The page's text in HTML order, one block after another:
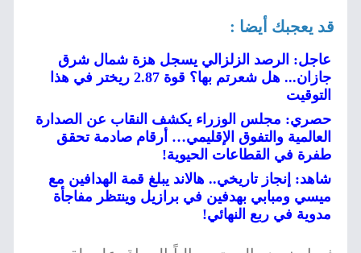
قد يعجبك أيضا :
عاجل: الرصد الزلزالي يسجل هزة شمال شرق
جازان... هل شعرتم بها؟ قوة 2.87 ريختر في هذا
التوقيت
حصري: مجلس الوزراء يكشف النقاب عن الصدارة
العالمية والتفوق الإقليمي… أرقام صادمة تحقق
طفرة في القطاعات الحيوية!
شاهد: إنجاز تاريخي.. هالاند يبلغ قمة الهدافين مع
ميسي ومبابي بهدفين في برازيل وينتظر مفاجأة
مدوية في ربع النهائي!